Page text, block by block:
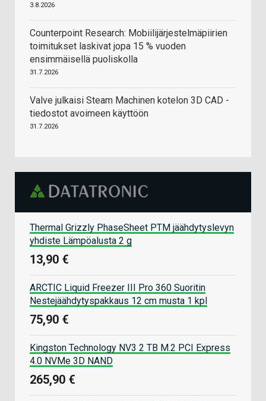
3.8.2026
Counterpoint Research: Mobiilijärjestelmäpiirien
toimitukset laskivat jopa 15 % vuoden
ensimmäisellä puoliskolla
31.7.2026
Valve julkaisi Steam Machinen kotelon 3D CAD -
tiedostot avoimeen käyttöön
31.7.2026
Thermal Grizzly PhaseSheet PTM jäähdytyslevyn
yhdiste Lämpöalusta 2 g
13,90 €
ARCTIC Liquid Freezer III Pro 360 Suoritin
Nestejäähdytyspakkaus 12 cm musta 1 kpl
75,90 €
Kingston Technology NV3 2 TB M.2 PCI Express
4.0 NVMe 3D NAND
265,90 €